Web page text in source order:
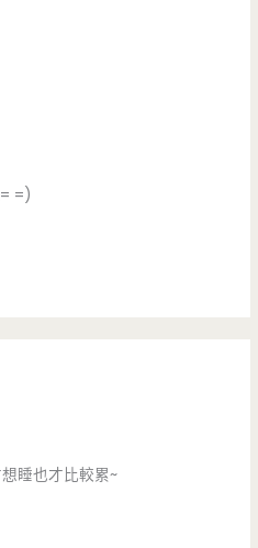
=)
睡也才比較累~